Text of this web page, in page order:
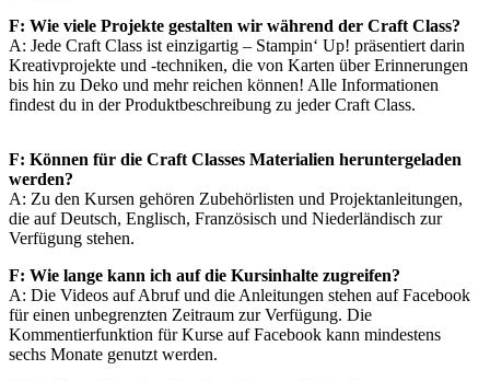
F: Wie viele Projekte gestalten wir während der Craft Class?
A: Jede Craft Class ist einzigartig – Stampin‘ Up! präsentiert darin
Kreativprojekte und -techniken, die von Karten über Erinnerungen
bis hin zu Deko und mehr reichen können! Alle Informationen
findest du in der Produktbeschreibung zu jeder Craft Class.
F: Können für die Craft Classes Materialien heruntergeladen
werden?
A: Zu den Kursen gehören Zubehörlisten und Projektanleitungen,
die auf Deutsch, Englisch, Französisch und Niederländisch zur
Verfügung stehen.
F: Wie lange kann ich auf die Kursinhalte zugreifen?
A: Die Videos auf Abruf und die Anleitungen stehen auf Facebook
für einen unbegrenzten Zeitraum zur Verfügung. Die
Kommentierfunktion für Kurse auf Facebook kann mindestens
sechs Monate genutzt werden.